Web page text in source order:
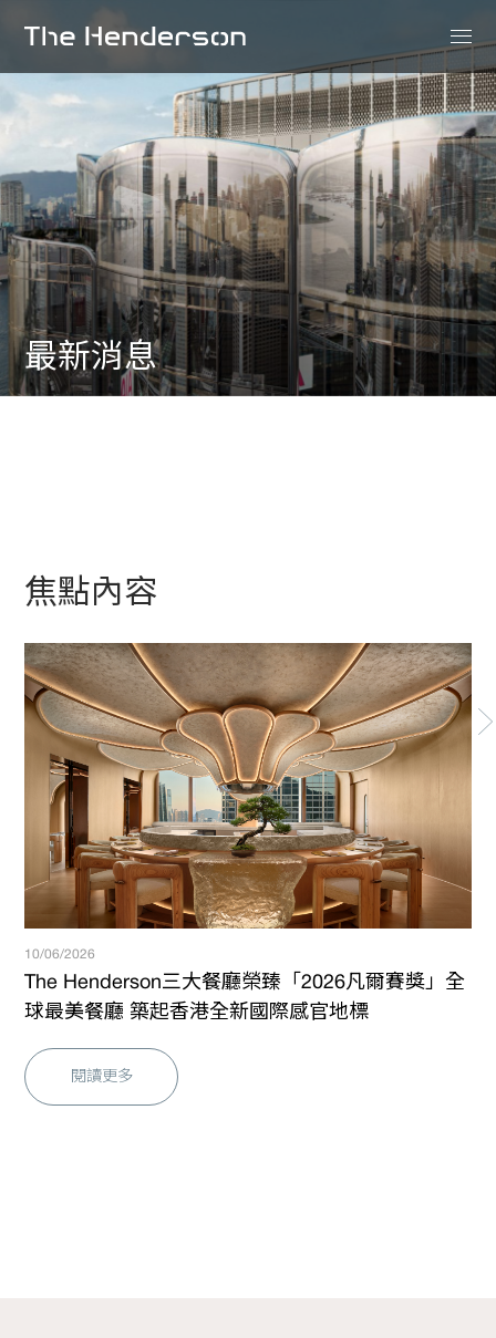
最新消息
焦點內容
10/06/2026
The Henderson三大餐廳榮臻「2026凡爾賽獎」全
球最美餐廳 築起香港全新國際感官地標
閱讀更多